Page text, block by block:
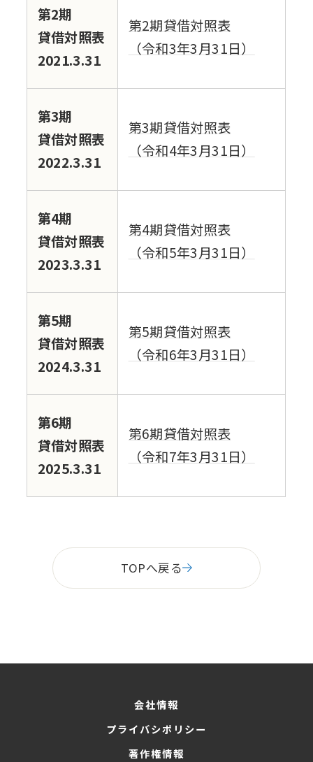
第2期
貸借対照表
2021.3.31
第2期貸借対照表
（令和3年3月31日）
第3期
貸借対照表
2022.3.31
第3期貸借対照表
（令和4年3月31日）
第4期
貸借対照表
2023.3.31
第4期貸借対照表
（令和5年3月31日）
第5期
貸借対照表
2024.3.31
第5期貸借対照表
（令和6年3月31日）
第6期
貸借対照表
2025.3.31
第6期貸借対照表
（令和7年3月31日）
TOPへ戻る
会社情報
プライバシポリシー
著作権情報